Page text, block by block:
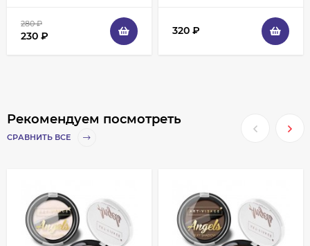
280₽
230 ₽ 320 ₽
Рекомендуем посмотреть
СРАВНИТЬ ВСЕ